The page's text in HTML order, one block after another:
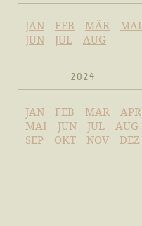
JAN FEB MÄR
MAI
JUN
JUL AUG
2024
JAN FEB MÄR
APR
MAI
JUN JUL
AUG
SEP
OKT NOV DEZ